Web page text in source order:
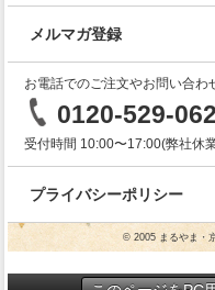
メルマガ登録
お電話でのご注文やお問い合わ
0120-529-062
受付時間 10:00〜17:00(弊社休
プライバシーポリシー
© 2005 まるやま・